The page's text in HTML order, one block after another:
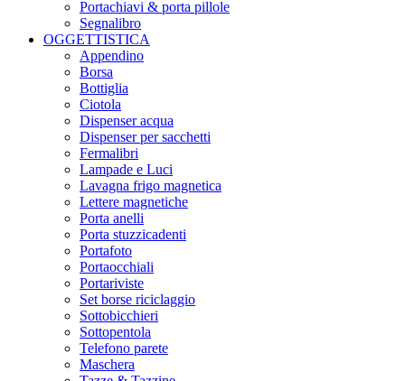
Portachiavi & porta pillole
Segnalibro
OGGETTISTICA
Appendino
Borsa
Bottiglia
Ciotola
Dispenser acqua
Dispenser per sacchetti
Fermalibri
Lampade e Luci
Lavagna frigo magnetica
Lettere magnetiche
Porta anelli
Porta stuzzicadenti
Portafoto
Portaocchiali
Portariviste
Set borse riciclaggio
Sottobicchieri
Sottopentola
Telefono parete
Maschera